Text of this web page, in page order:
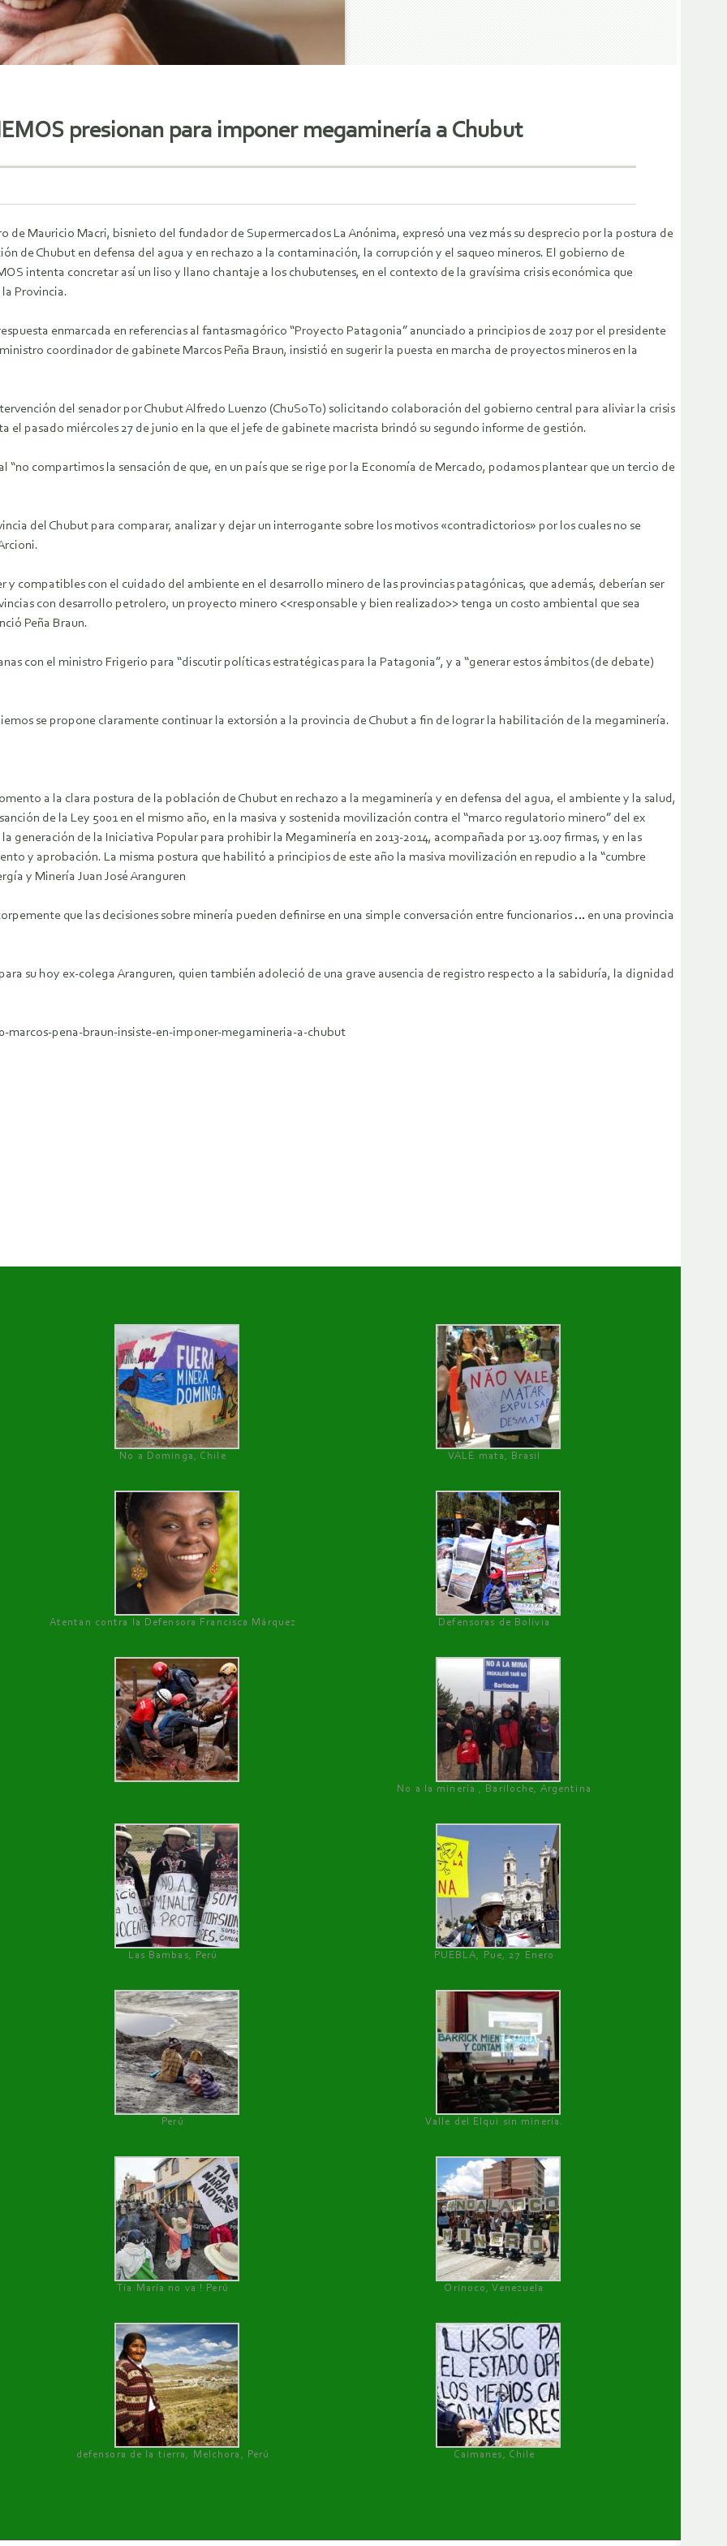
presionan para imponer megaminería a Chubut
de Mauricio Macri, bisnieto del fundador de Supermercados La Anónima, expresó una vez más su desprecio por la postura de
de Chubut en defensa del agua y en rechazo a la contaminación, la corrupción y el saqueo mineros. El gobierno de
intenta concretar así un liso y llano chantaje a los chubutenses, en el contexto de la gravísima crisis económica que
Provincia.
enmarcada en referencias al fantasmagórico “Proyecto Patagonia” anunciado a principios de 2017 por el presidente
coordinador de gabinete Marcos Peña Braun, insistió en sugerir la puesta en marcha de proyectos mineros en la
del senador por Chubut Alfredo Luenzo (ChuSoTo) solicitando colaboración del gobierno central para aliviar la crisis
el pasado miércoles 27 de junio en la que el jefe de gabinete macrista brindó su segundo informe de gestión.
“no compartimos la sensación de que, en un país que se rige por la Economía de Mercado, podamos plantear que un tercio de
del Chubut para comparar, analizar y dejar un interrogante sobre los motivos «contradictorios» por los cuales no se
compatibles con el cuidado del ambiente en el desarrollo minero de las provincias patagónicas, que además, deberían ser
con desarrollo petrolero, un proyecto minero <<responsable y bien realizado>> tenga un costo ambiental que sea
Peña Braun.
con el ministro Frigerio para “discutir políticas estratégicas para la Patagonia”, y a “generar estos ámbitos (de debate)
se propone claramente continuar la extorsión a la provincia de Chubut a fin de lograr la habilitación de la megaminería.
a la clara postura de la población de Chubut en rechazo a la megaminería y en defensa del agua, el ambiente y la salud,
de la Ley 5001 en el mismo año, en la masiva y sostenida movilización contra el “marco regulatorio minero” del ex
generación de la Iniciativa Popular para prohibir la Megaminería en 2013-2014, acompañada por 13.007 firmas, y en las
y aprobación. La misma postura que habilitó a principios de este año la masiva movilización en repudio a la “cumbre
y Minería Juan José Aranguren
que las decisiones sobre minería pueden definirse en una simple conversación entre funcionarios … en una provincia
su hoy ex-colega Aranguren, quien también adoleció de una grave ausencia de registro respecto a la sabiduría, la dignidad
pena-braun-insiste-en-imponer-megamineria-a-chubut
No a Dominga, Chile
VALE mata, Brasil
Atentan contra la Defensora Francisca Márquez Defensoras de Bolivia
No a la minería , Bariloche, Argentina
Las Bambas, Perú PUEBLA, Pue, 27 Enero
Perú Valle del Elqui sin minería.
Tía María no va ! Perú Orinoco, Venezuela
defensora de la tierra, Melchora, Perú Caimanes, Chile